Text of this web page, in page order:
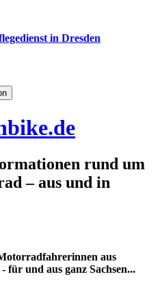
rund um
– aus und in
aus
für und aus ganz Sachsen...